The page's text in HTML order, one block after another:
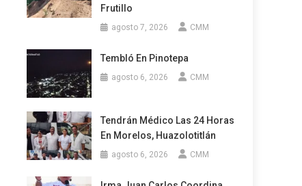
Frutillo
agosto 7, 2026 CMM
Tembló En Pinotepa
agosto 6, 2026 CMM
Tendrán Médico Las 24 Horas
En Morelos, Huazolotitlán
agosto 6, 2026 CMM